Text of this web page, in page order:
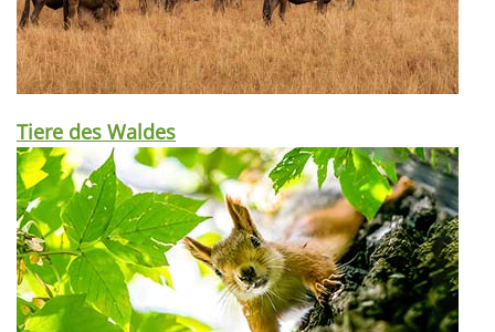
Tiere des Waldes